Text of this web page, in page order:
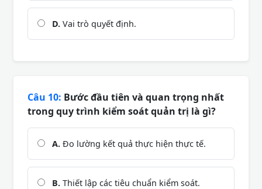
D. Vai trò quyết định.
Câu 10: Bước đầu tiên và quan trọng nhất
trong quy trình kiểm soát quản trị là gì?
A. Đo lường kết quả thực hiện thực tế.
B. Thiết lập các tiêu chuẩn kiểm soát.